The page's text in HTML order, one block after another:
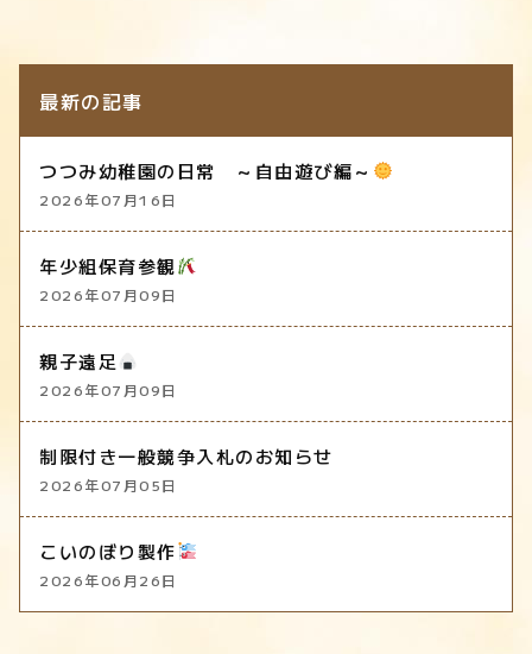
最新の記事
つつみ幼稚園の日常 ～自由遊び編～
2026年07月16日
年少組保育参観
2026年07月09日
親子遠足
2026年07月09日
制限付き一般競争入札のお知らせ
2026年07月05日
こいのぼり製作
2026年06月26日